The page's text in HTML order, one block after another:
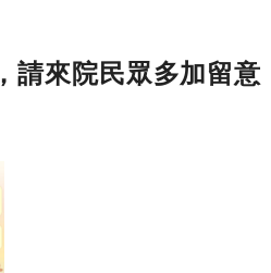
，請來院民眾多加留意